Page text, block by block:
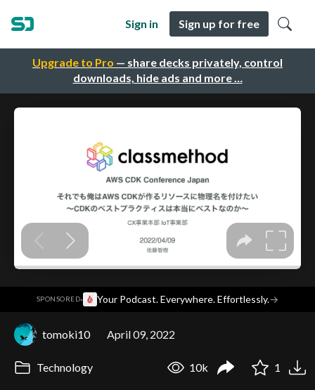
Upgrade to Pro — share decks privately, control
downloads, hide ads and more …
Sign in Sign up for free
SPONSORED· Your Podcast. Everywhere. Effortlessly.→
tomoki10 April 09, 2022
Technology 10k 1